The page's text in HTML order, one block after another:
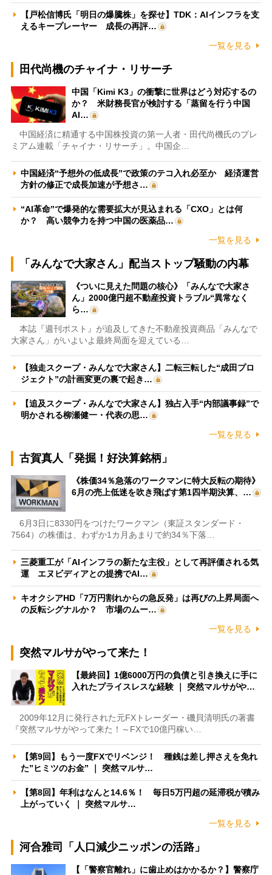
【戸松信博氏「明日の爆騰株」を探せ】TDK：AIインフラを支
えるキープレーヤー 成長の再評…
一覧を見る
田代尚機のチャイナ・リサーチ
中国「Kimi K3」の衝撃に世界はどう対応するの
か？ 米財務長官が検討する「蒸留を行う中国
AI…
中国経済に精通する中国株投資の第一人者・田代尚機氏のプレ
ミアム連載「チャイナ・リサーチ」。中国企…
中国経済“予想外の低成長”で政策のテコ入れ必至か 経済運営
方針の修正で成長加速が予想さ…
“AI革命”で爆発的な需要拡大が見込まれる「CXO」とは何
か？ 高い競争力を持つ中国の医薬品…
一覧を見る
「みんなで大家さん」配当ストップ騒動の内幕
《ついに見えた問題の核心》「みんなで大家さ
ん」2000億円超不動産投資トラブル“異常なく
ら…
本誌『週刊ポスト』が追及してきた不動産投資商品「みんなで
大家さん」がいよいよ最終局面を迎えている…
【独走スクープ・みんなで大家さん】二転三転した“成田プロ
ジェクト”の計画変更の裏で起き…
【追及スクープ・みんなで大家さん】独占入手“内部議事録”で
明かされる柳瀬健一・代表の思…
一覧を見る
古賀真人「発掘！好決算銘柄」
《株価34％急落のワークマンに特大反転の期待》
6月の売上低迷を吹き飛ばす第1四半期決算、…
6月3日に8330円をつけたワークマン（東証スタンダード・
7564）の株価は、わずか1カ月あまりで約34％下落…
三菱重工が「AIインフラの新たな主役」として再評価される気
運 エヌビディアとの提携でAI…
キオクシアHD「7万円割れからの急反発」は再びの上昇局面へ
の反転シグナルか？ 市場のムー…
一覧を見る
突然マルサがやって来た！
【最終回】1億6000万円の負債と引き換えに手に
入れたプライスレスな経験 ｜ 突然マルサがや…
2009年12月に発行された元FXトレーダー・磯貝清明氏の著書
『突然マルサがやって来た！～FXで10億円稼い…
【第9回】もう一度FXでリベンジ！ 種銭は差し押さえを免れ
た”ヒミツのお金” ｜ 突然マルサ…
【第8回】年利はなんと14.6％！ 毎日5万円超の延滞税が積み
上がっていく ｜ 突然マルサ…
一覧を見る
河合雅司「人口減少ニッポンの活路」
【「警察官離れ」に歯止めはかかるか？】警察庁